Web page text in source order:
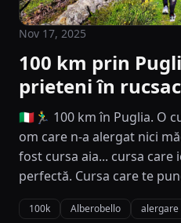
Nov 17, 2025
100 km prin
prieteni în rucsac
🇮🇹🏃‍♂️ 100 km în Puglia. O
om care n-a alergat nici
fost cursa aia... cursa care
perfectă. Cursa care te
100k Alberobello alergare